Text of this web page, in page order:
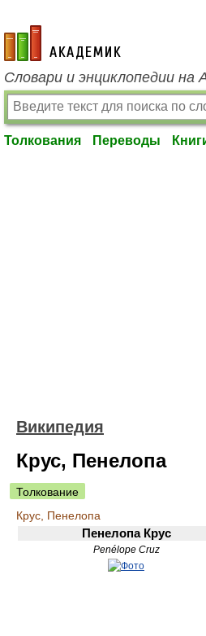
academic.ru
Словари и энциклопедии на
Толкования Переводы
Википедия
Крус, Пенелопа
Толкование
Крус, Пенелопа
Пенелопа Крус
Penélope Cruz